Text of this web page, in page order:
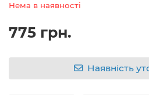
Нема в наявності
775 грн.
Наявність